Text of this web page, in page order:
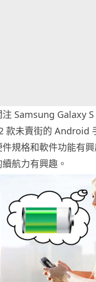
Samsung Galaxy
款未賣街的 Android
規格和軟件功能有
航力有興趣。